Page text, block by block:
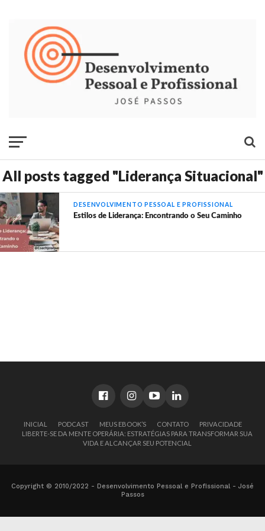
All posts tagged "Liderança Situacional"
DESENVOLVIMENTO PESSOAL E PROFISSIONAL
Estilos de Liderança: Encontrando o Seu Caminho
INICIAL PODCAST MEUS EBOOK’S CONTATO
PRIVACIDADE
LIBERTE-SE DA MENTE OPERÁRIA: ESTRATÉGIAS PARA TRANSFORMAR SUA
VIDA E ALCANÇAR SEU POTENCIAL
Copyright © 2010/2022 - Desenvolvimento Pessoal e Profissional - José
Passos